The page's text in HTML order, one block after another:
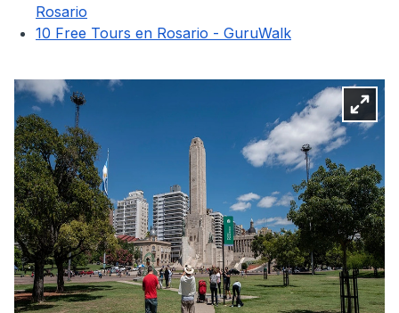
Rosario
10 Free Tours en Rosario - GuruWalk